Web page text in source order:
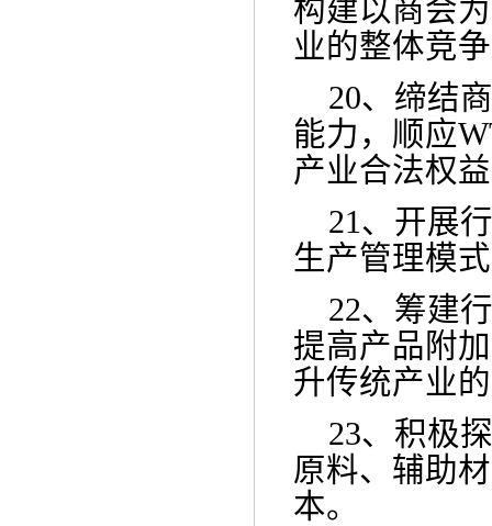
构建以商会
业的整体竞
20、 缔结
能力，顺应
产业合法权
21、 开展
生产管理模
22、 筹建
提高产品附
升传统产业
23、 积极
原料、辅助
本。